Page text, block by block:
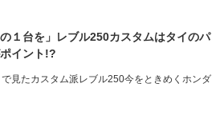
１台を」レブル250カスタムはタイのパ
イント!?
で見たカスタム派レブル250今をときめくホンダ